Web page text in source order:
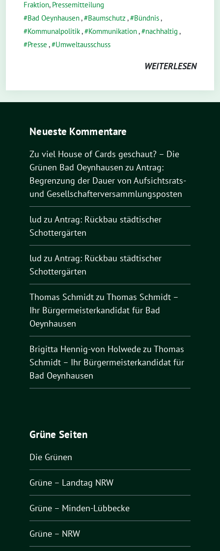
Fraktion, Pressemitteilung
Bad Oeynhausen, Baumschutz , Bündnis,
Kommunalpolitik, Kommunikation, nachhaltig ,
Presse , Umweltausschuss
WEITERLESEN
Neueste Kommentare
Zu viel House of Cards geschaut? – Die
Grünen Bad Oeynhausen zu Antrag:
Begrenzung der Dauer von Aufsichtsrats-
und Gesellschafterversammlungsposten
lud zu Antrag: Rückbau städtischer
Schottergärten
lud zu Antrag: Rückbau städtischer
Schottergärten
Thomas Schmidtzu Thomas Schmidt –
Ihr Bürgermeisterkandidat für Bad
Oeynhausen
Brigitta Hennig-von Holwedezu Thomas
Schmidt – Ihr Bürgermeisterkandidat für
Bad Oeynhausen
Grüne Seiten
Die Grünen
Grüne – Landtag NRW
Grüne – Minden-Lübbecke
Grüne – NRW